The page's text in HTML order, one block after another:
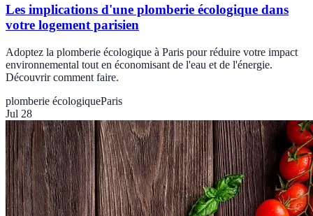
Les implications d'une plomberie écologique dans
votre logement parisien
Adoptez la plomberie écologique à Paris pour réduire votre impact
environnemental tout en économisant de l'eau et de l'énergie.
Découvrir comment faire.
plomberie écologiqueParis
Jul 28